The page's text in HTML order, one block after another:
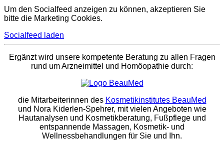
Um den Socialfeed anzeigen zu können, akzeptieren Sie
bitte die Marketing Cookies.
Socialfeed laden
Ergänzt wird unsere kompetente Beratung zu allen Fragen
rund um Arzneimittel und Homöopathie durch:
die Mitarbeiterinnen des Kosmetikinstitutes BeauMed
und Nora Kiderlen-Spehrer, mit vielen Angeboten wie
Hautanalysen und Kosmetikberatung, Fußpflege und
entspannende Massagen, Kosmetik- und
Wellnessbehandlungen für Sie und Ihn.